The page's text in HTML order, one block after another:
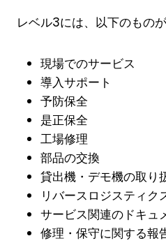
レベル3には、以下のもの
現場でのサービス
導入サポート
予防保全
是正保全
工場修理
部品の交換
貸出機・デモ機の取り
リバースロジスティク
サービス関連のドキュ
修理・保守に関する報